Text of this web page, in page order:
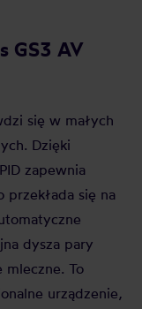
GS3 AV
się w małych
Dzięki
zapewnia
przekłada się na
dysza pary
mleczne. To
urządzenie,